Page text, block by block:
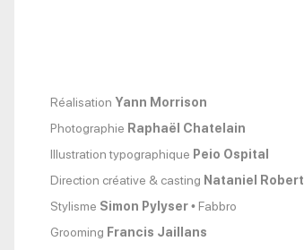
Réalisation Yann Morrison
Photographie Raphaël Chatelain
Illustration typographique Peio Ospital
Direction créative & casting Nataniel Robert
Stylisme Simon Pylyser• Fabbro
Grooming Francis Jaillans